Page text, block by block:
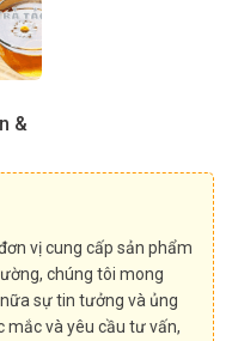
&
vị cung cấp sản phẩm
chúng tôi mong
sự tin tưởng và ủng
mắc và yêu cầu tư vấn,